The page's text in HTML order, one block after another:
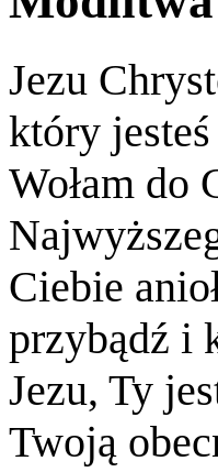
Jezu
który
Wołam do
Ciebie
przybądź i
Jezu, Ty
Twoją